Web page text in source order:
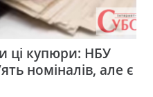
ці купюри: НБУ
номіналів, але є